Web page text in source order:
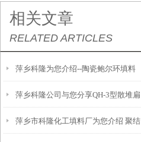
相关文章
RELATED ARTICLES
萍乡科隆为您介绍--陶瓷鲍尔环填料
工作原理及实际应用
萍乡科隆公司与您分享QH-3型散堆扁
环填料技术性能及特点
萍乡市科隆化工填料厂为您介绍 聚结